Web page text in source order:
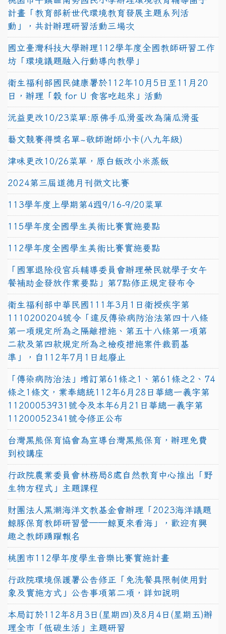
計畫「教育部新世代環境教育發展主題系列活
動」，共計辦理研習活動三場次
國立臺灣科技大學辦理112學年度全國教師研習工作
坊「環境議題融入行動導向教學」
衛生福利部國民健康署於112年10月5日至11月20
日，辦理「穀 for U 食客吃起來」活動
沅益更改10/23菜單:原佛手瓜滑蛋改為蒲瓜滑蛋
藝文競賽得獎名單~敬師謝師小卡(八九年級)
津味更改10/26菜單，原白飯改小米蒸飯
2024第三屆道德月刊徵文比賽
113學年度上學期第4週9/16-9/20菜單
115學年度全國學生美術比賽實施要點
112學年度全國學生美術比賽實施要點
「國軍退除役官兵輔導委員會辦理榮民就學子女午
餐補助金發放作業要點」第7點修正規定發布令
衛生福利部中華民國111年3月1日衛授疾字第
1110200204號令「違反傳染病防治法第四十八條
第一項規定所為之隔離措施、第五十八條第一項第
二款及第四款規定所為之檢疫措施案件裁罰基
準」，自112年7月1日起廢止
「傳染病防治法」增訂第61條之1、第61條之2、74
條之1條文，業奉總統112年6月28日華總一義字第
11200053931號令及本年6月21日華總一義字第
11200052341號令修正公布
台灣黑熊保育協會為宣導台灣黑熊保育，辦理免費
到校講座
行政院農業委員會林務局8處自然教育中心推出「野
生物方程式」主題課程
財團法人黑潮海洋文教基金會辦理「2023海洋議題
鯨豚保育教師研習營──鯨夏來看海」，歡迎有興
趣之教師踴躍報名
桃園市112學年度學生音樂比賽實施計畫
行政院環境保護署公告修正「免洗餐具限制使用對
象及實施方式」公告事項第二項，詳如說明
本局訂於112年8月3日(星期四)及8月4日(星期五)辦
理全市「低碳生活」主題研習